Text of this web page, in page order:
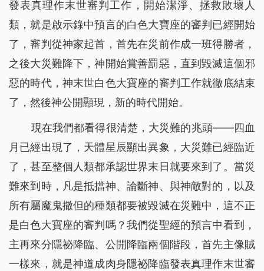
發表真理作末世審判工作，開始潔淨、拯救敗壞人
類，就是啟示錄中預言的白色大寶座的審判已經開始
了，審判從神家起首，首先在災前作成一班得勝者，
之後大災難降下，神開始賞善罰惡，直到毀滅這個邪
惡的時代，神末世白色大寶座的審判工作就徹底結束
了，然後神公開顯現，新的時代開始。
現在我們都看得很清楚，大災難的兆頭——四血
月已經出現了，天體星辰顯出異象，大災難已經臨近
了，甚至整個人類都承認世界末日就要來到了。當災
難來到時，凡是抵擋神、論斷神、與神敵對的，以及
所有屬魔鬼撒但的種類都要被毀滅在災難中，這不正
是白色大寶座的審判嗎？我們從聖經的預言中看到，
主再來分隱祕降臨、公開降臨兩個階段，首先主像賊
一樣來，就是神道成肉身隱祕降臨發表真理作末世審